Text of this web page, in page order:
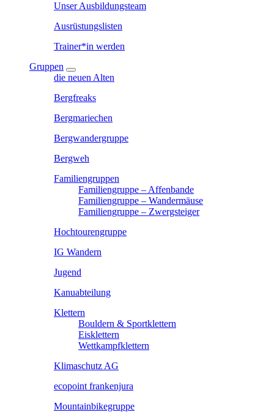
Unser Ausbildungsteam
Ausrüstungslisten
Trainer*in werden
Gruppen
die neuen Alten
Bergfreaks
Bergmariechen
Bergwandergruppe
Bergweh
Familiengruppen
Familiengruppe – Affenbande
Familiengruppe – Wandermäuse
Familiengruppe – Zwergsteiger
Hochtourengruppe
IG Wandern
Jugend
Kanuabteilung
Klettern
Bouldern & Sportklettern
Eisklettern
Wettkampfklettern
Klimaschutz AG
ecopoint frankenjura
Mountainbikegruppe